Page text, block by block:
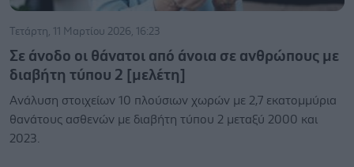
Τετάρτη, 11 Μαρτίου 2026, 16:23
Σε άνοδο οι θάνατοι από άνοια σε ανθρώπους με
διαβήτη τύπου 2 [μελέτη]
Ανάλυση στοιχείων 10 πλούσιων χωρών με 2,7 εκατομμύρια
θανάτους ασθενών με διαβήτη τύπου 2 μεταξύ 2000 και
2023.